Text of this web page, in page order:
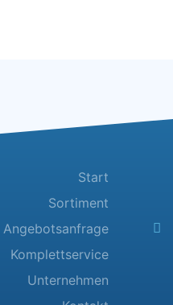
Start
Sortiment
Angebotsanfrage
Komplettservice
Unternehmen